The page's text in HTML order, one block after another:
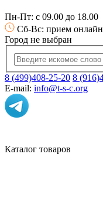
Пн-Пт: с 09.00 до 18.00
Сб-Вс: прием
Город не выбран
8 (499)408-25-20 8
E-mail: info@t-s-c.org
Каталог товаров